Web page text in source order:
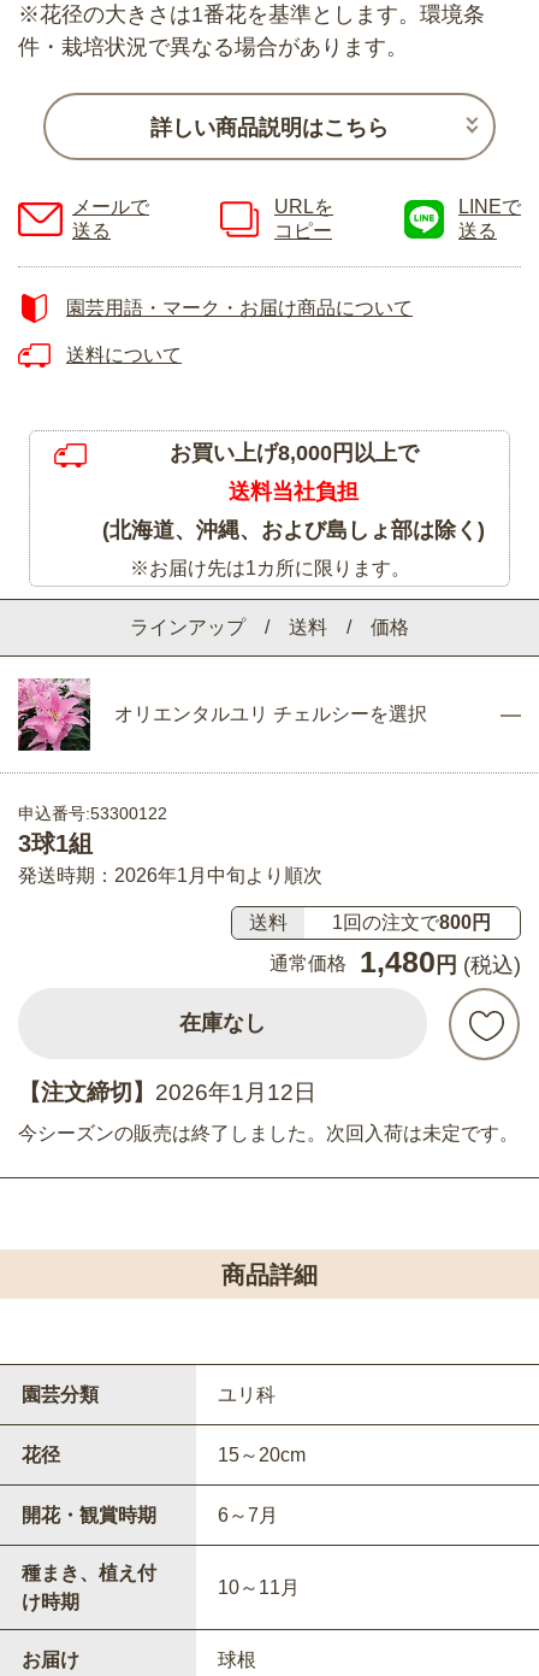
ラインアップ / 送料 / 価格
オリエンタルユリ チェルシーを選択
申込番号:53300122
3球1組
発送時期：2026年1月中旬より順次
送料 1回の注文で800円
通常価格
1,480 円 (税込)
在庫なし
【注文締切】 2026年1月12日
今シーズンの販売は終了しました。次回入荷は未定です。
※花径の大きさは1番花を基準とします。環境条
件・栽培状況で異なる場合があります。
詳しい商品説明はこちら
メールで
送る
URLを
コピー
LINEで
送る
園芸用語・マーク・お届け商品について
送料について
お買い上げ8,000円以上で
送料当社負担
(北海道、沖縄、および島しょ部は除く)
※お届け先は1カ所に限ります。
商品詳細
園芸分類 ユリ科
花径 15～20cm
開花・観賞時期 6～7月
種まき、植え付
け時期
10～11月
お届け 球根